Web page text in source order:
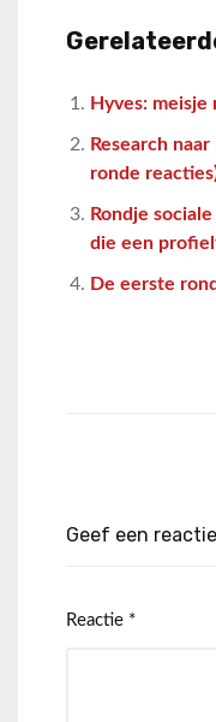
Hyves:
Research
ronde
Rondje
die een
De eerste
Geef een reactie
Reactie *